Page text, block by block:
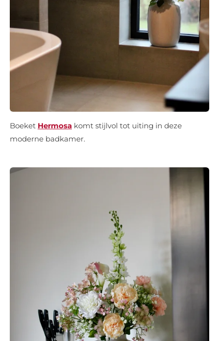
Boeket Hermosa komt stijlvol tot uiting in deze
moderne badkamer.